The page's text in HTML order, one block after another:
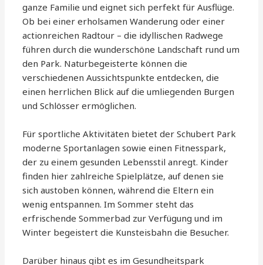
ganze Familie und eignet sich perfekt für Ausflüge.
Ob bei einer erholsamen Wanderung oder einer
actionreichen Radtour – die idyllischen Radwege
führen durch die wunderschöne Landschaft rund um
den Park. Naturbegeisterte können die
verschiedenen Aussichtspunkte entdecken, die
einen herrlichen Blick auf die umliegenden Burgen
und Schlösser ermöglichen.
Für sportliche Aktivitäten bietet der Schubert Park
moderne Sportanlagen sowie einen Fitnesspark,
der zu einem gesunden Lebensstil anregt. Kinder
finden hier zahlreiche Spielplätze, auf denen sie
sich austoben können, während die Eltern ein
wenig entspannen. Im Sommer steht das
erfrischende Sommerbad zur Verfügung und im
Winter begeistert die Kunsteisbahn die Besucher.
Darüber hinaus gibt es im Gesundheitspark